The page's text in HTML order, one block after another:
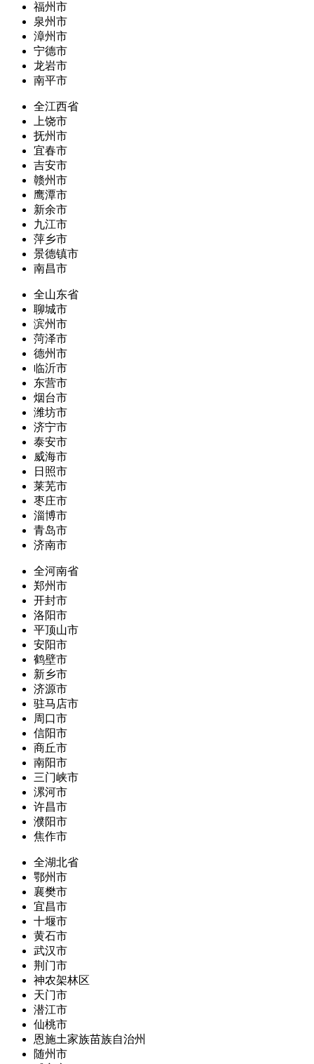
福州市
泉州市
漳州市
宁德市
龙岩市
南平市
全江西省
上饶市
抚州市
宜春市
吉安市
赣州市
鹰潭市
新余市
九江市
萍乡市
景德镇市
南昌市
全山东省
聊城市
滨州市
菏泽市
德州市
临沂市
东营市
烟台市
潍坊市
济宁市
泰安市
威海市
日照市
莱芜市
枣庄市
淄博市
青岛市
济南市
全河南省
郑州市
开封市
洛阳市
平顶山市
安阳市
鹤壁市
新乡市
济源市
驻马店市
周口市
信阳市
商丘市
南阳市
三门峡市
漯河市
许昌市
濮阳市
焦作市
全湖北省
鄂州市
襄樊市
宜昌市
十堰市
黄石市
武汉市
荆门市
神农架林区
天门市
潜江市
仙桃市
恩施土家族苗族自治州
随州市